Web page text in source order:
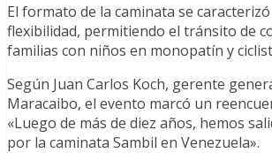
El formato de la caminata se
flexibilidad, permitiendo el tránsito de
familias con niños en monopatín y
Según Juan Carlos Koch, gerente
Maracaibo, el evento marcó un
«Luego de más de diez años, hemos
por la caminata Sambil en Venezuela».